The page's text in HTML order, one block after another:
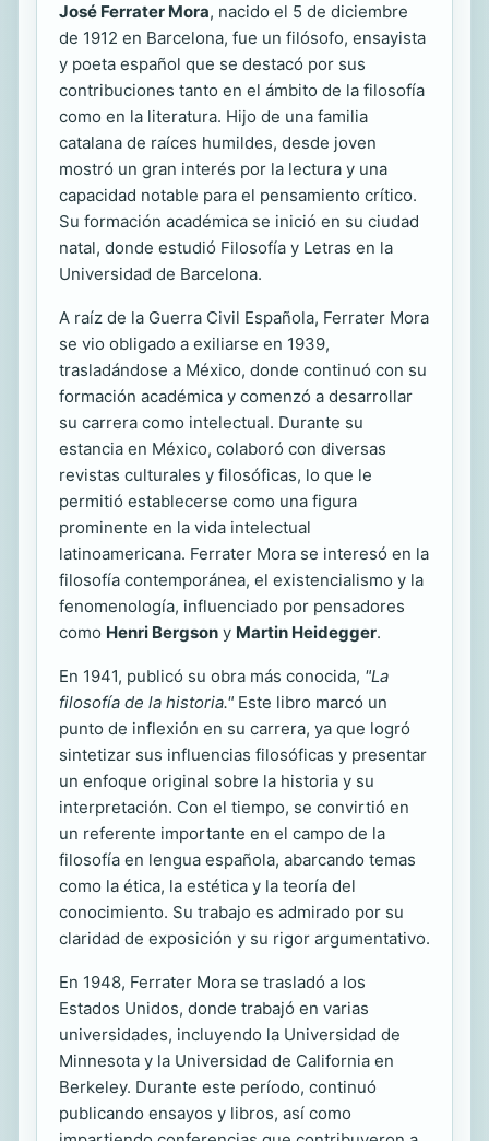
José Ferrater Mora, nacido el 5 de diciembre
de 1912 en Barcelona, fue un filósofo, ensayista
y poeta español que se destacó por sus
contribuciones tanto en el ámbito de la filosofía
como en la literatura. Hijo de una familia
catalana de raíces humildes, desde joven
mostró un gran interés por la lectura y una
capacidad notable para el pensamiento crítico.
Su formación académica se inició en su ciudad
natal, donde estudió Filosofía y Letras en la
Universidad de Barcelona.
A raíz de la Guerra Civil Española, Ferrater Mora
se vio obligado a exiliarse en 1939,
trasladándose a México, donde continuó con su
formación académica y comenzó a desarrollar
su carrera como intelectual. Durante su
estancia en México, colaboró con diversas
revistas culturales y filosóficas, lo que le
permitió establecerse como una figura
prominente en la vida intelectual
latinoamericana. Ferrater Mora se interesó en la
filosofía contemporánea, el existencialismo y la
fenomenología, influenciado por pensadores
como Henri Bergson y Martin Heidegger.
En 1941, publicó su obra más conocida, "La
filosofía de la historia." Este libro marcó un
punto de inflexión en su carrera, ya que logró
sintetizar sus influencias filosóficas y presentar
un enfoque original sobre la historia y su
interpretación. Con el tiempo, se convirtió en
un referente importante en el campo de la
filosofía en lengua española, abarcando temas
como la ética, la estética y la teoría del
conocimiento. Su trabajo es admirado por su
claridad de exposición y su rigor argumentativo.
En 1948, Ferrater Mora se trasladó a los
Estados Unidos, donde trabajó en varias
universidades, incluyendo la Universidad de
Minnesota y la Universidad de California en
Berkeley. Durante este período, continuó
publicando ensayos y libros, así como